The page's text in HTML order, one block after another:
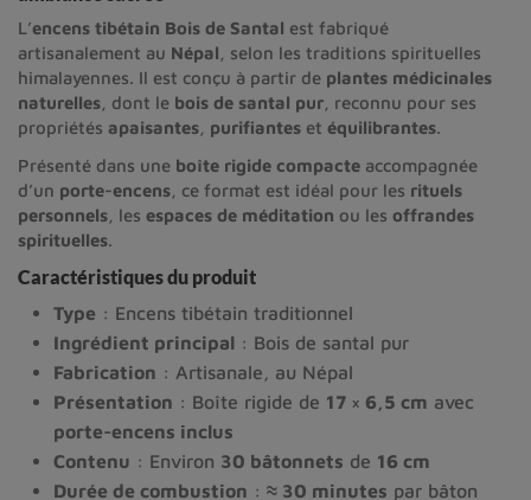
L’encens tibétain Bois de Santal est fabriqué
artisanalement au Népal , selon les traditions spirituelles
himalayennes. Il est conçu à partir de plantes médicinales
naturelles , dont le bois de santal pur , reconnu pour ses
propriétés apaisantes purifiantes et équilibrantes.
Présenté dans une boîte rigide compacte accompagnée
d’un porte-encens , ce format est idéal pour les rituels
personnels , les espaces de méditation ou les offrandes
spirituelles.
Caractéristiques du produit
Type : Encens tibétain traditionnel
Ingrédient principal : Bois de santal pur
Fabrication : Artisanale, au Népal
Présentation : Boîte rigide de 17 × 6,5 cm avec
porte-encens inclus
Contenu : Environ 30 bâtonnets de 16 cm
Durée de combustion : ≈ 30 minutes par bâton